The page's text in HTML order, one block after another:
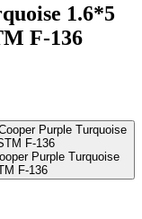
1.6*5
F-136
Purple Turquoise
F-136